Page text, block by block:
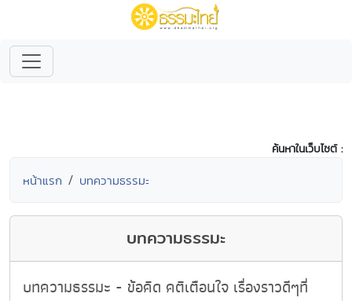
ค้นหาในเว็บไซต์ :
หน้าแรก บทความธรรมะ
บทความธรรมะ
บทความธรรมะ - ข้อคิด คติเตือนใจ เรื่องราวดีๆที่